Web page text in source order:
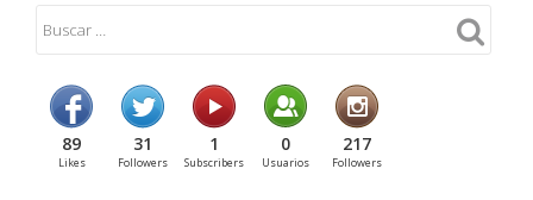
89
Likes
31
Followers
1
Subscribers
0
Usuarios
217
Followers